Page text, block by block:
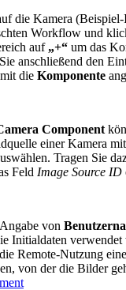
die Kamera
Workflow und
auf „+“ um das
anschließend den
die Komponente
Component
einer Kamera
Tragen Sie
Feld Image Source ID
von
Initialdaten
Remote-Nutzung
von der die Bilder